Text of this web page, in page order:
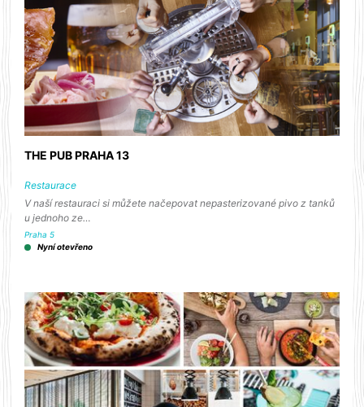
THE PUB PRAHA 13
Restaurace
V naší restauraci si můžete načepovat nepasterizované pivo z tanků
u jednoho ze…
Praha 5
Nyní otevřeno